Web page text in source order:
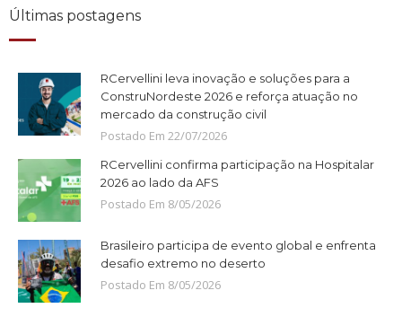
Últimas postagens
RCervellini leva inovação e soluções para a
ConstruNordeste 2026 e reforça atuação no
mercado da construção civil
Postado Em 22/07/2026
RCervellini confirma participação na Hospitalar
2026 ao lado da AFS
Postado Em 8/05/2026
Brasileiro participa de evento global e enfrenta
desafio extremo no deserto
Postado Em 8/05/2026